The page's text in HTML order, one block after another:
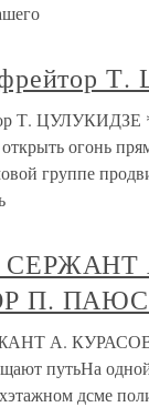
Т. ЦУЛУКИДЗЕ
открыть огонь
группе
П.
А.
путьНа
дсме